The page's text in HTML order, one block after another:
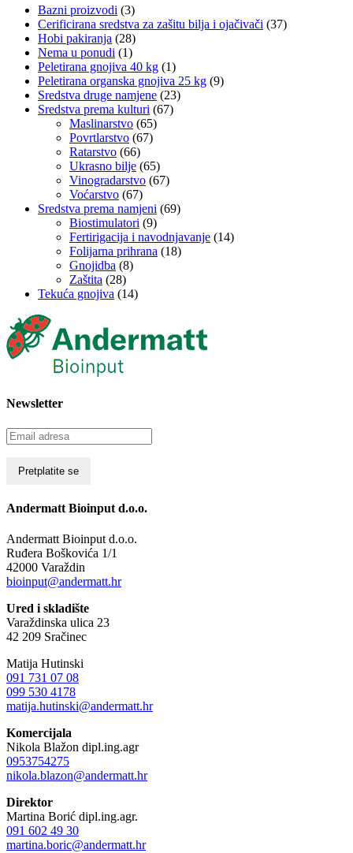
stranici
proizvoda
Bazni proizvodi (3)
Cerificirana sredstva za zašitu bilja i ojačivači (37)
Hobi pakiranja (28)
Nema u ponudi (1)
Peletirana gnojiva 40 kg (1)
Peletirana organska gnojiva 25 kg (9)
Sredstva druge namjene (23)
Sredstva prema kulturi (67)
Maslinarstvo (65)
Povrtlarstvo (67)
Ratarstvo (66)
Ukrasno bilje (65)
Vinogradarstvo (67)
Voćarstvo (67)
Sredstva prema namjeni (69)
Biostimulatori (9)
Fertirigacija i navodnjavanje (14)
Folijarna prihrana (18)
Gnojidba (8)
Zaštita (28)
Tekuća gnojiva (14)
Newsletter
Andermatt Bioinput d.o.o.
Andermatt Bioinput d.o.o.
Ruđera Boškovića 1/1
42000 Varaždin
bioinput@andermatt.hr
Ured i skladište
Varaždinska ulica 23
42 209 Sračinec
Matija Hutinski
091 731 07 08
099 530 4178
matija.hutinski@andermatt.hr
Komercijala
Nikola Blažon dipl.ing.agr
0953754275
nikola.blazon@andermatt.hr
Direktor
Martina Borić dipl.ing.agr.
091 602 49 30
martina.boric@andermatt.hr